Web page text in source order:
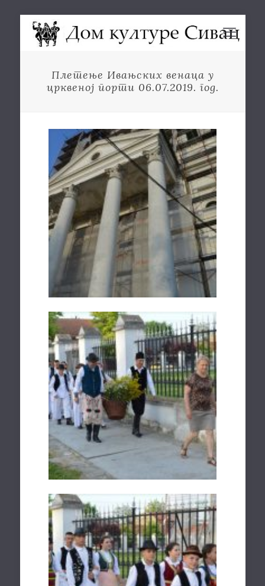
Плетење Ивањских венаца у
црквеној порти 06.07.2019. год.